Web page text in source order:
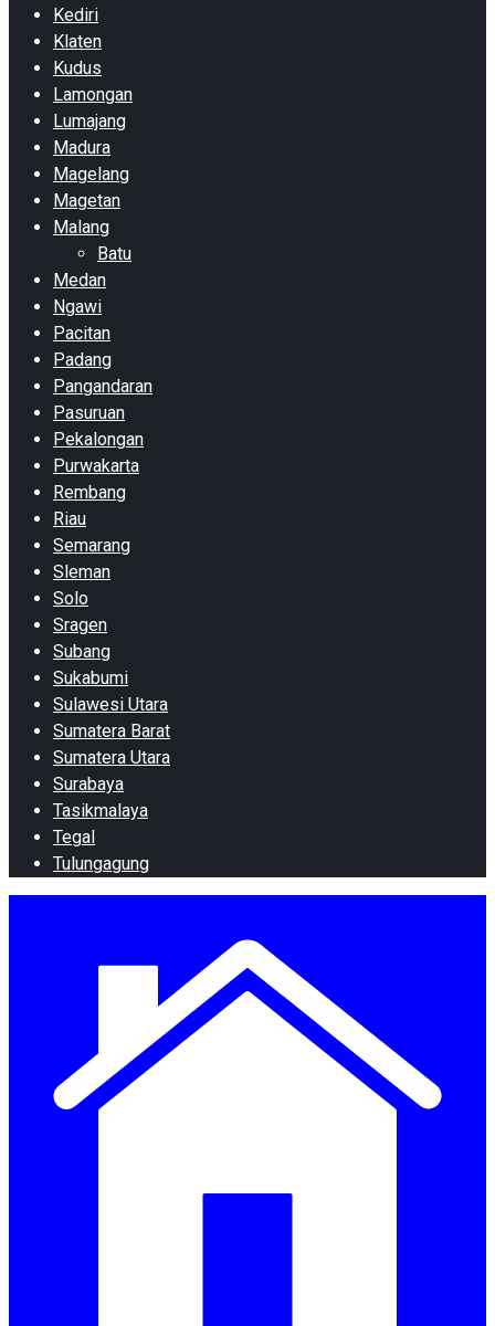
Kediri
Klaten
Kudus
Lamongan
Lumajang
Madura
Magelang
Magetan
Malang
Batu
Medan
Ngawi
Pacitan
Padang
Pangandaran
Pasuruan
Pekalongan
Purwakarta
Rembang
Riau
Semarang
Sleman
Solo
Sragen
Subang
Sukabumi
Sulawesi Utara
Sumatera Barat
Sumatera Utara
Surabaya
Tasikmalaya
Tegal
Tulungagung